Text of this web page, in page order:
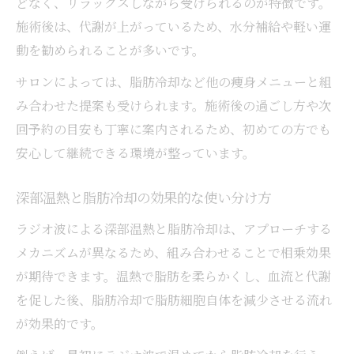
施術後は、代謝が上がっているため、水分補給や軽い運
動を勧められることが多いです。
サロンによっては、脂肪冷却など他の痩身メニューと組
み合わせた提案も受けられます。施術後の過ごし方や次
回予約の目安も丁寧に案内されるため、初めての方でも
安心して継続できる環境が整っています。
深部温熱と脂肪冷却の効果的な使い分け方
ラジオ波による深部温熱と脂肪冷却は、アプローチする
メカニズムが異なるため、組み合わせることで相乗効果
が期待できます。温熱で脂肪を柔らかくし、血流と代謝
を促した後、脂肪冷却で脂肪細胞自体を減少させる流れ
が効果的です。